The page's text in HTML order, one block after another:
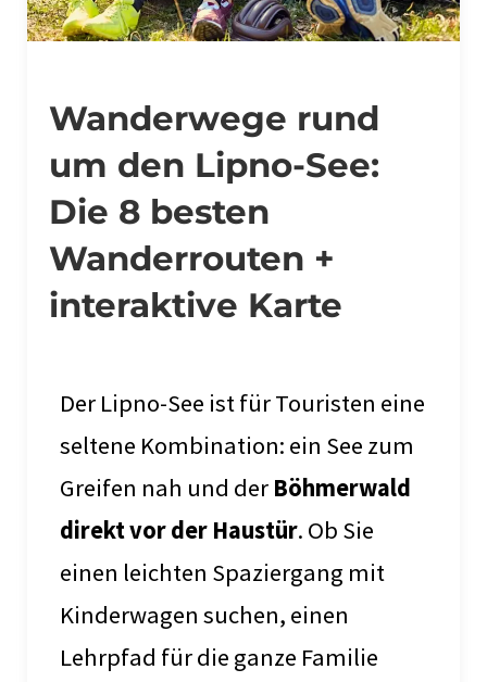
Wanderwege rund
um den Lipno-See:
Die 8 besten
Wanderrouten +
interaktive Karte
Der Lipno-See ist für Touristen eine
seltene Kombination: ein See zum
Greifen nah und der Böhmerwald
direkt vor der Haustür. Ob Sie
einen leichten Spaziergang mit
Kinderwagen suchen, einen
Lehrpfad für die ganze Familie